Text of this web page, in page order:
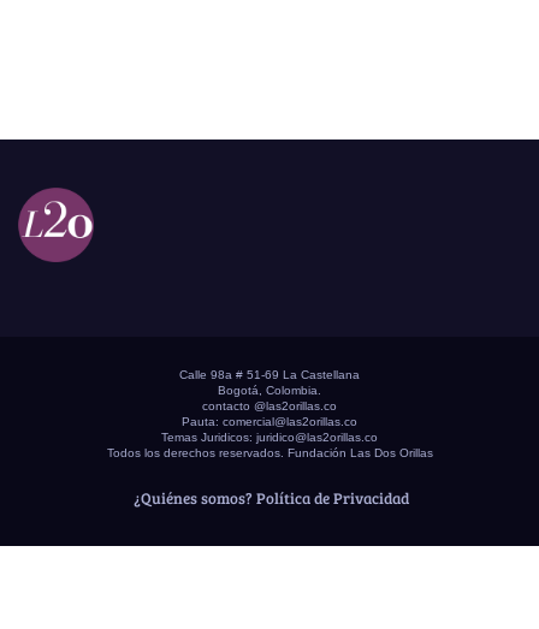
Calle 98a # 51-69 La Castellana
Bogotá, Colombia.
contacto @las2orillas.co
Pauta: comercial@las2orillas.co
Temas Juridicos: juridico@las2orillas.co
Todos los derechos reservados. Fundación Las Dos Orillas
¿Quiénes somos? Política de Privacidad